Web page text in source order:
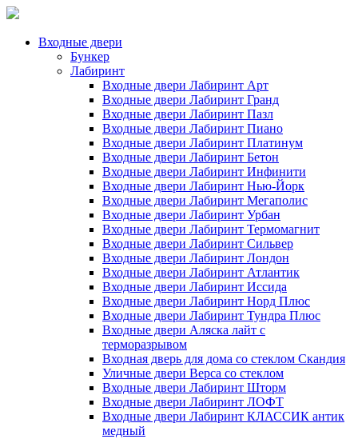
Входные двери
Бункер
Лабиринт
Входные двери Лабиринт Арт
Входные двери Лабиринт Гранд
Входные двери Лабиринт Пазл
Входные двери Лабиринт Пиано
Входные двери Лабиринт Платинум
Входные двери Лабиринт Бетон
Входные двери Лабиринт Инфинити
Входные двери Лабиринт Нью-Йорк
Входные двери Лабиринт Мегаполис
Входные двери Лабиринт Урбан
Входные двери Лабиринт Термомагнит
Входные двери Лабиринт Сильвер
Входные двери Лабиринт Лондон
Входные двери Лабиринт Атлантик
Входные двери Лабиринт Иссида
Входные двери Лабиринт Норд Плюс
Входные двери Лабиринт Тундра Плюс
Входные двери Аляска лайт с
терморазрывом
Входная дверь для дома со стеклом Скандия
Уличные двери Верса со стеклом
Входные двери Лабиринт Шторм
Входные двери Лабиринт ЛОФТ
Входные двери Лабиринт КЛАССИК антик
медный